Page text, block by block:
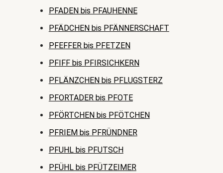
PFADEN bis PFAUHENNE
PFÄDCHEN bis PFÄNNERSCHAFT
PFEFFER bis PFETZEN
PFIFF bis PFIRSICHKERN
PFLÄNZCHEN bis PFLUGSTERZ
PFORTADER bis PFOTE
PFÖRTCHEN bis PFÖTCHEN
PFRIEM bis PFRÜNDNER
PFUHL bis PFUTSCH
PFÜHL bis PFÜTZEIMER